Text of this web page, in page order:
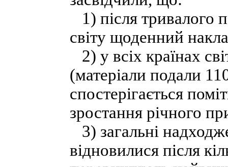
1) після тривалого
світу щоденний
2) у всіх країнах
(матеріали подали
спостерігається
зростання річного
3) загальні
відновилися після